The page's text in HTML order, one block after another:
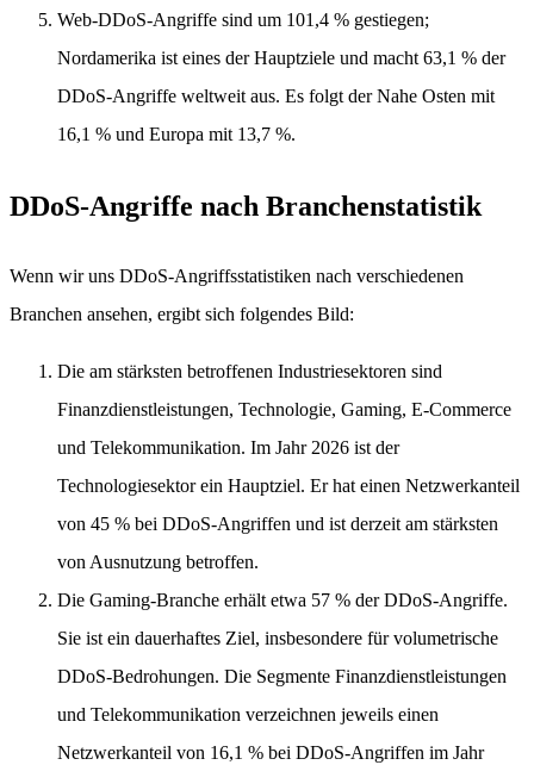
Web-DDoS-Angriffe sind um 101,4 % gestiegen;
Nordamerika ist eines der Hauptziele und macht 63,1 % der
DDoS-Angriffe weltweit aus. Es folgt der Nahe Osten mit
16,1 % und Europa mit 13,7 %.
DDoS-Angriffe nach Branchenstatistik
Wenn wir uns DDoS-Angriffsstatistiken nach verschiedenen
Branchen ansehen, ergibt sich folgendes Bild:
Die am stärksten betroffenen Industriesektoren sind
Finanzdienstleistungen, Technologie, Gaming, E-Commerce
und Telekommunikation. Im Jahr 2026 ist der
Technologiesektor ein Hauptziel. Er hat einen Netzwerkanteil
von 45 % bei DDoS-Angriffen und ist derzeit am stärksten
von Ausnutzung betroffen.
Die Gaming-Branche erhält etwa 57 % der DDoS-Angriffe.
Sie ist ein dauerhaftes Ziel, insbesondere für volumetrische
DDoS-Bedrohungen. Die Segmente Finanzdienstleistungen
und Telekommunikation verzeichnen jeweils einen
Netzwerkanteil von 16,1 % bei DDoS-Angriffen im Jahr